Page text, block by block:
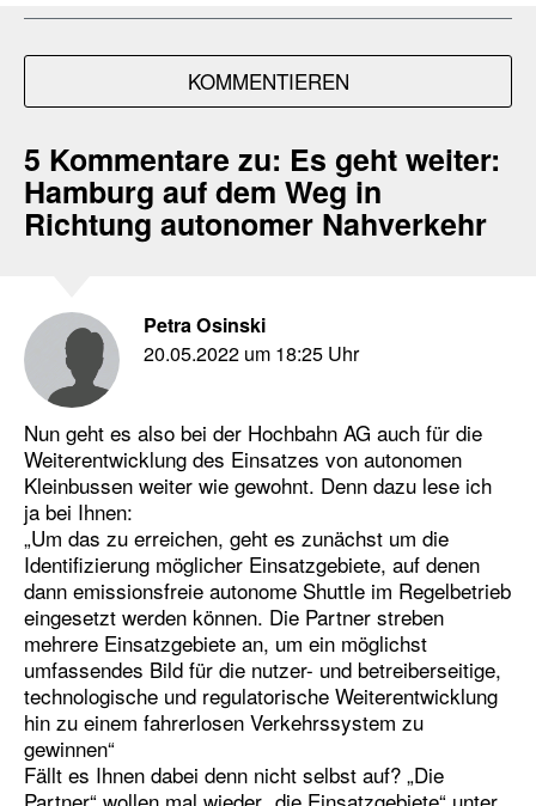
KOMMENTIEREN
5 Kommentare zu: Es geht weiter:
Hamburg auf dem Weg in
Richtung autonomer Nahverkehr
Petra Osinski
20.05.2022 um 18:25 Uhr
Nun geht es also bei der Hochbahn AG auch für die
Weiterentwicklung des Einsatzes von autonomen
Kleinbussen weiter wie gewohnt. Denn dazu lese ich
ja bei Ihnen:
„Um das zu erreichen, geht es zunächst um die
Identifizierung möglicher Einsatzgebiete, auf denen
dann emissionsfreie autonome Shuttle im Regelbetrieb
eingesetzt werden können. Die Partner streben
mehrere Einsatzgebiete an, um ein möglichst
umfassendes Bild für die nutzer- und betreiberseitige,
technologische und regulatorische Weiterentwicklung
hin zu einem fahrerlosen Verkehrssystem zu
gewinnen“
Fällt es Ihnen dabei denn nicht selbst auf? „Die